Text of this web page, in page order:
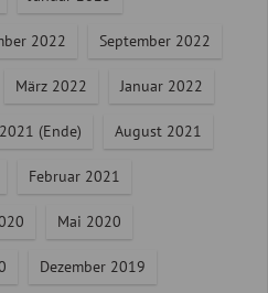
2022 September 2022
März 2022 Januar 2022
(Ende) August 2021
Februar 2021
Mai 2020
Dezember 2019